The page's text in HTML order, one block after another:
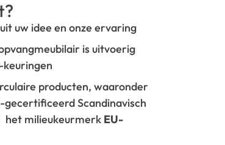
uw idee en onze ervaring
is uitvoerig
keuringen
producten, waaronder
-gecertificeerd Scandinavisch
het milieukeurmerk EU-